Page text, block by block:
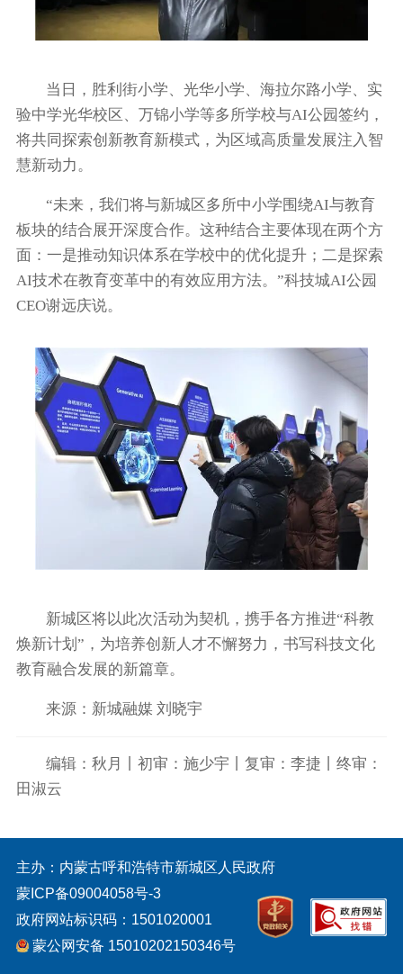
当日，胜利街小学、光华小学、海拉尔路小学、实
验中学光华校区、万锦小学等多所学校与AI公园签约，
将共同探索创新教育新模式，为区域高质量发展注入智
慧新动力。
“未来，我们将与新城区多所中小学围绕AI与教育
板块的结合展开深度合作。这种结合主要体现在两个方
面：一是推动知识体系在学校中的优化提升；二是探索
AI技术在教育变革中的有效应用方法。”科技城AI公园
CEO谢远庆说。
新城区将以此次活动为契机，携手各方推进“科教
焕新计划”，为培养创新人才不懈努力，书写科技文化
教育融合发展的新篇章。
来源：新城融媒 刘晓宇
编辑：秋月丨初审：施少宇丨复审：李捷丨终审：
田淑云
主办：内蒙古呼和浩特市新城区人民政府
蒙ICP备09004058号-3
政府网站标识码：1501020001
蒙公网安备 15010202150346号